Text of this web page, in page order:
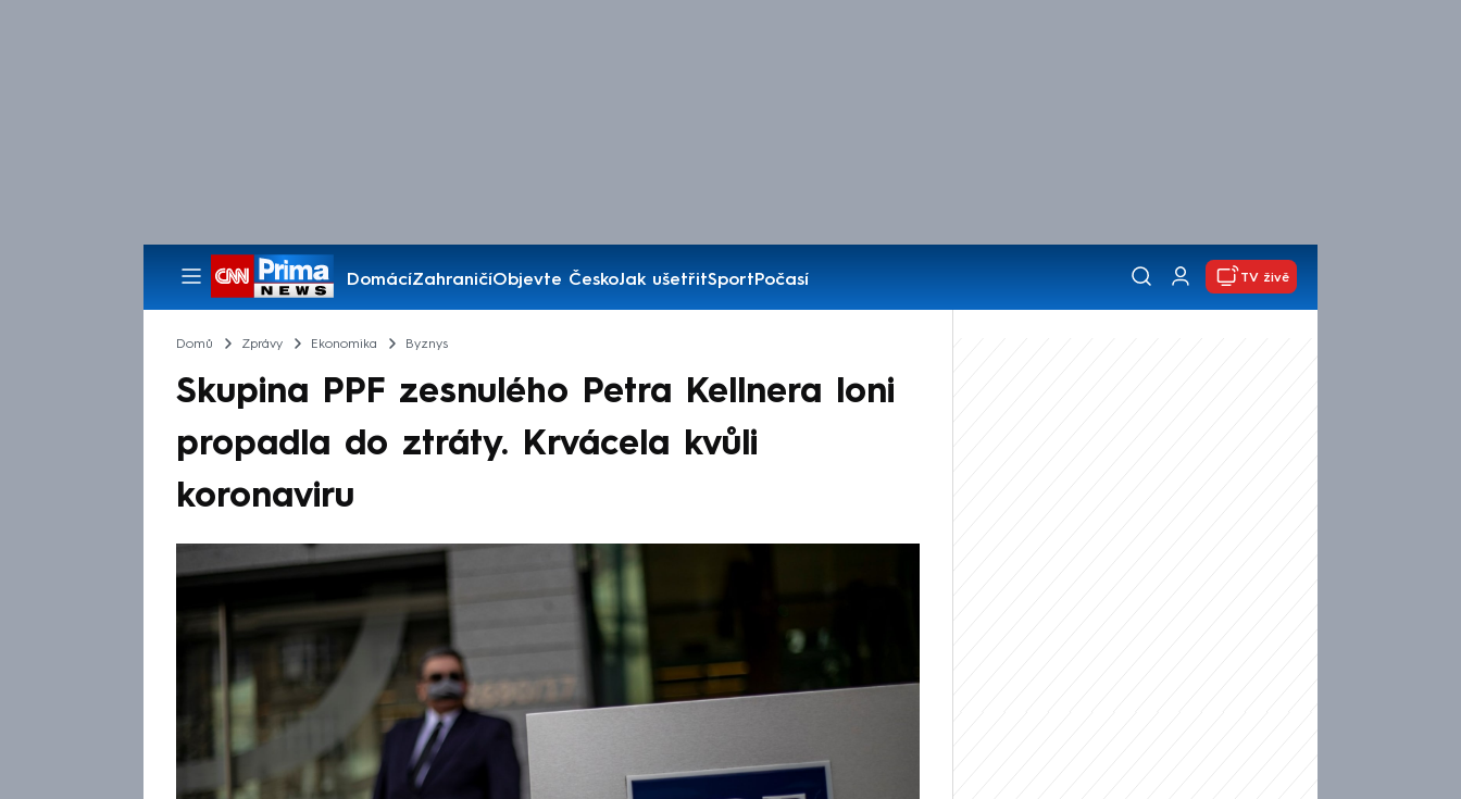
DomácíZahraničíObjevte ČeskoJak ušetřitSportPočasí
Pořady
TV živě
Domů Zprávy Ekonomika Byznys
Skupina PPF zesnulého Petra Kellnera loni
propadla do ztráty. Krvácela kvůli
koronaviru